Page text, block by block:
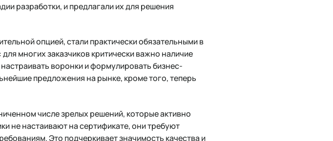
разработки, и предлагали их для решения
опцией, стали практически обязательными в
многих заказчиков критически важно наличие
воронки и формулировать бизнес-
предложения на рынке, кроме того, теперь
числе зрелых решений, которые активно
не настаивают на сертификате, они требуют
Это подчеркивает значимость качества и